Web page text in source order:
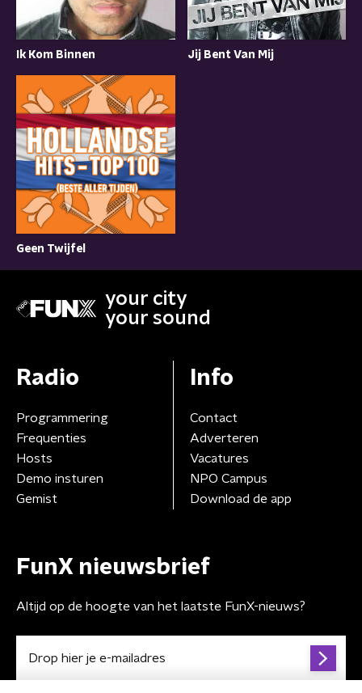
Ik Kom Binnen Jij Bent Van Mij
Geen Twijfel
your city
your sound
Radio
Programmering
Frequenties
Hosts
Demo insturen
Gemist
Info
Contact
Adverteren
Vacatures
NPO Campus
Download de app
FunX nieuwsbrief
Altijd op de hoogte van het laatste FunX-nieuws?